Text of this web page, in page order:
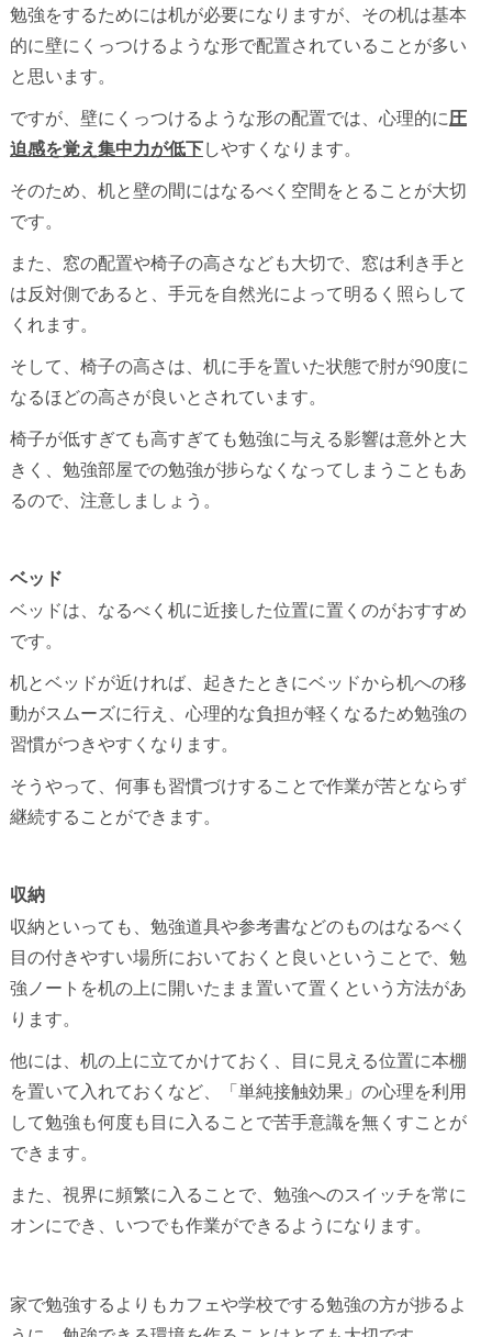
勉強をするためには机が必要になりますが、その机は基本
的に壁にくっつけるような形で配置されていることが多い
と思います。
ですが、壁にくっつけるような形の配置では、心理的に圧
迫感を覚え集中力が低下しやすくなります。
そのため、机と壁の間にはなるべく空間をとることが大切
です。
また、窓の配置や椅子の高さなども大切で、窓は利き手と
は反対側であると、手元を自然光によって明るく照らして
くれます。
そして、椅子の高さは、机に手を置いた状態で肘が90度に
なるほどの高さが良いとされています。
椅子が低すぎても高すぎても勉強に与える影響は意外と大
きく、勉強部屋での勉強が捗らなくなってしまうこともあ
るので、注意しましょう。
ベッド
ベッドは、なるべく机に近接した位置に置くのがおすすめ
です。
机とベッドが近ければ、起きたときにベッドから机への移
動がスムーズに行え、心理的な負担が軽くなるため勉強の
習慣がつきやすくなります。
そうやって、何事も習慣づけすることで作業が苦とならず
継続することができます。
収納
収納といっても、勉強道具や参考書などのものはなるべく
目の付きやすい場所においておくと良いということで、勉
強ノートを机の上に開いたまま置いて置くという方法があ
ります。
他には、机の上に立てかけておく、目に見える位置に本棚
を置いて入れておくなど、「単純接触効果」の心理を利用
して勉強も何度も目に入ることで苦手意識を無くすことが
できます。
また、視界に頻繁に入ることで、勉強へのスイッチを常に
オンにでき、いつでも作業ができるようになります。
家で勉強するよりもカフェや学校でする勉強の方が捗るよ